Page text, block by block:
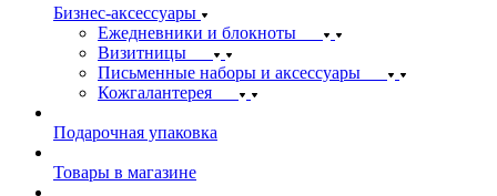
Бизнес-аксессуары
Ежедневники и блокноты
Визитницы
Письменные наборы и аксессуары
Кожгалантерея
Подарочная упаковка
Товары в магазине